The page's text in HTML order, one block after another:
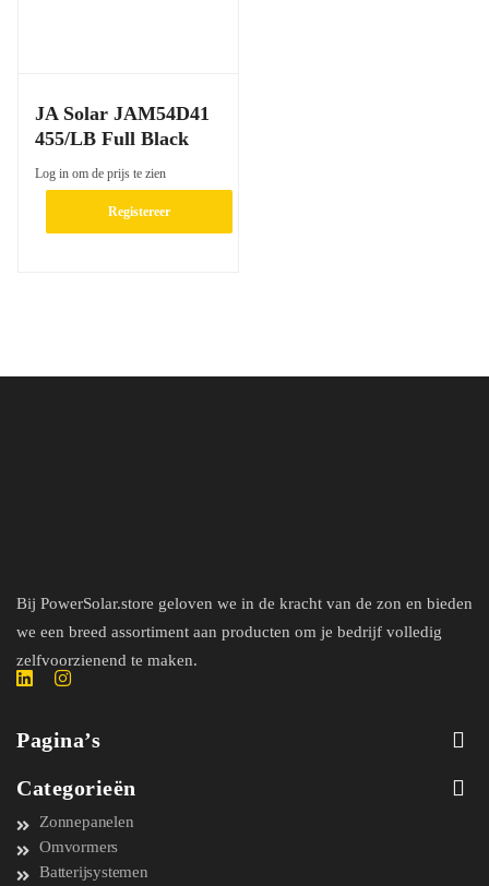
JA Solar JAM54D41
455/LB Full Black
Log in om de prijs te zien
Registereer
Bij PowerSolar.store geloven we in de kracht van de zon en bieden
we een breed assortiment aan producten om je bedrijf volledig
zelfvoorzienend te maken.
Pagina’s
Categorieën
Zonnepanelen
Omvormers
Batterijsystemen